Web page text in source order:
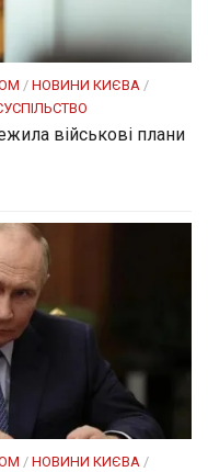
/ НОВИНИ КИЄВА /
військові плани
/ НОВИНИ КИЄВА /